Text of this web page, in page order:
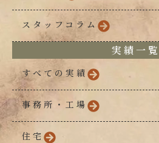
スタッフコラム
実績一覧
すべての実績
事務所・工場
住宅